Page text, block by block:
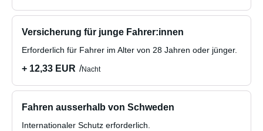
Versicherung für junge Fahrer:innen
Erforderlich für Fahrer im Alter von 28 Jahren oder jünger.
+ 12,33 EUR Nacht
Fahren ausserhalb von Schweden
Internationaler Schutz erforderlich.